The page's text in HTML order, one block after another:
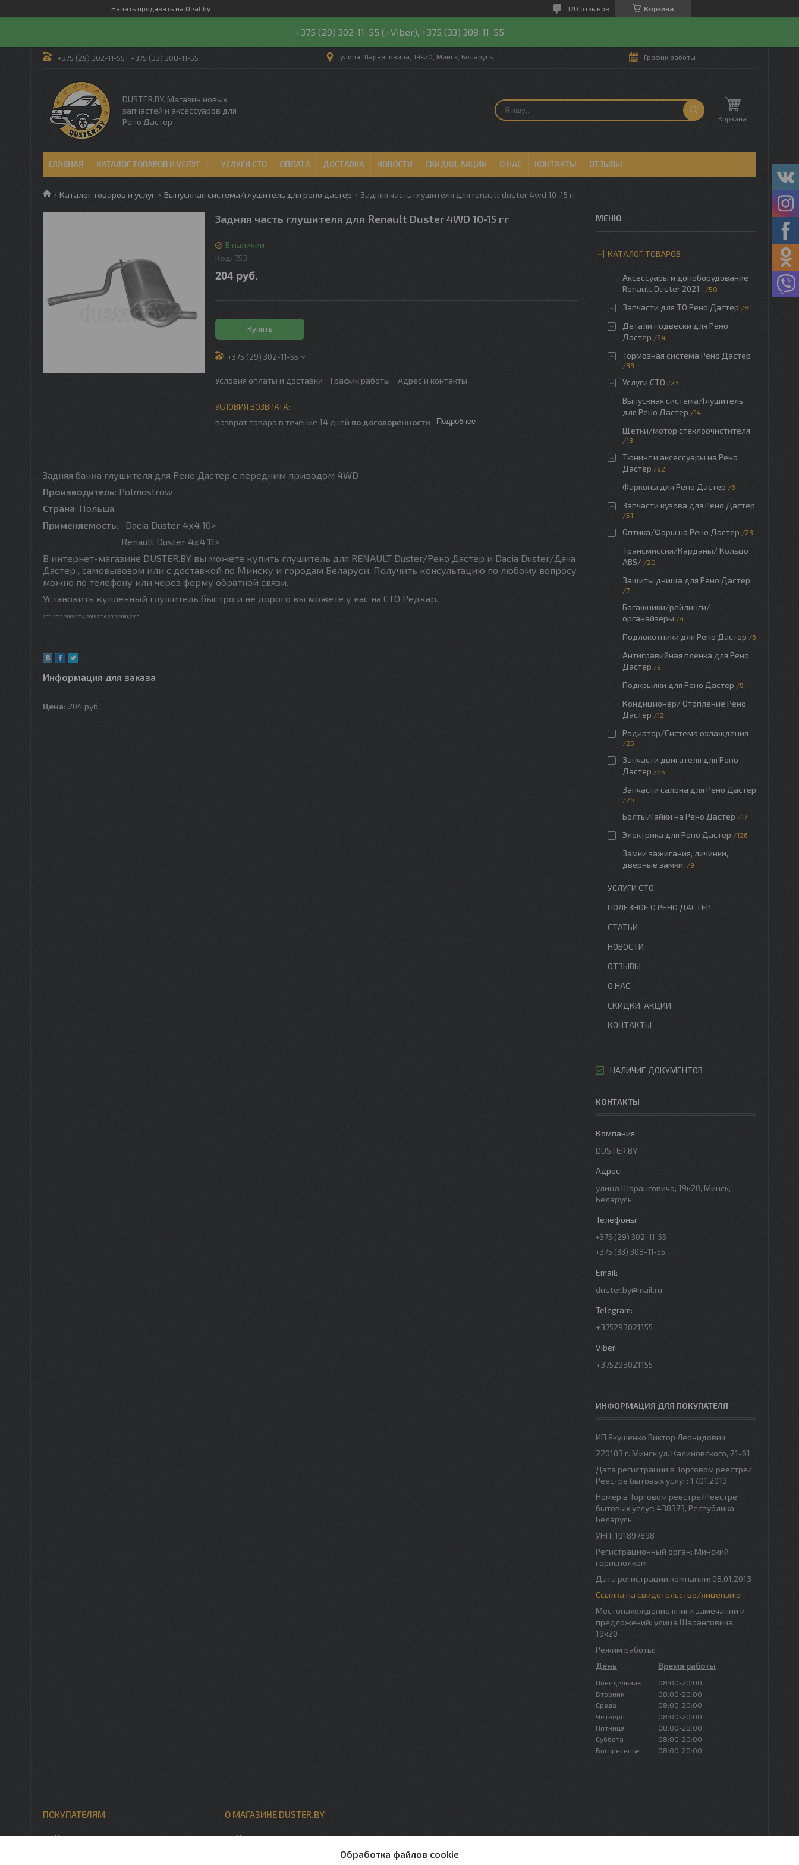
Начать продавать на Deal.by Корзина
170 отзывов
+375 (29) 302-11-55 (+Viber), +375 (33) 308-11-55
+375 (29) 302-11-55 +375 (33) 308-11-55 улица Шаранговича, 19к20, Минск, Беларусь График работы
DUSTER.BY. Магазин новых
запчастей и аксессуаров для
Рено Дастер
Корзина
ГЛАВНАЯ КАТАЛОГ ТОВАРОВ И УСЛУГ УСЛУГИ СТО ОПЛАТА ДОСТАВКА НОВОСТИ СКИДКИ, АКЦИИ О НАС КОНТАКТЫ ОТЗЫВЫ
Каталог товаров и услуг Выпускная система/глушитель для рено дастер Задняя часть глушителя для renault duster 4wd 10-15 гг
Задняя часть глушителя для Renault Duster 4WD 10-15 гг
В наличии
Код: 753
204 руб.
Купить
+375 (29) 302-11-55
Условия оплаты и доставки График работы Адрес и контакты
возврат товара в течение 14 дней по договоренности Подробнее
Задняя банка глушителя для Рено Дастер с передним приводом 4WD
Производитель: Polmostrow
Страна: Польша.
Применяемость: Dacia Duster 4х4 10>
Renault Duster 4х4 11>
В интернет-магазине DUSTER.BY вы можете купить глушитель для RENAULT Duster/Рено Дастер и Dacia Duster/Дача
Дастер , самовывозом или с доставкой по Минску и городам Беларуси. Получить консультацию по любому вопросу
можно по телефону или через форму обратной связи.
Установить купленный глушитель быстро и не дорого вы можете у нас на СТО Редкар.
2011,2012,2013,2014,2015,2016,2017,2018,2019
Информация для заказа
Цена: 204 руб.
КАТАЛОГ ТОВАРОВ
Аксессуары и допоборудование
Renault Duster 2021-
50
Запчасти для ТО Рено Дастер 81
Детали подвески для Рено
Дастер
64
Тормозная система Рено Дастер
33
Услуги СТО 23
Выпускная система/Глушитель
для Рено Дастер
14
Щётки/мотор стеклоочистителя
13
Тюнинг и аксессуары на Рено
Дастер
92
Фаркопы для Рено Дастер 6
Запчасти кузова для Рено Дастер
51
Оптика/Фары на Рено Дастер 23
Трансмиссия/Карданы/ Кольцо
ABS/
20
Защиты днища для Рено Дастер
7
Багажники/рейлинги/
органайзеры
4
Подлокотники для Рено Дастер 6
Антигравийная пленка для Рено
Дастер
9
Подкрылки для Рено Дастер 9
Кондиционер/ Отопление Рено
Дастер
12
Радиатор/Система охлаждения
25
Запчасти двигателя для Рено
Дастер
65
Запчасти салона для Рено Дастер
26
Болты/Гайки на Рено Дастер 17
Электрика для Рено Дастер 126
Замки зажигания, личинки,
дверные замки.
9
УСЛУГИ СТО
ПОЛЕЗНОЕ О РЕНО ДАСТЕР
СТАТЬИ
НОВОСТИ
ОТЗЫВЫ
О НАС
СКИДКИ, АКЦИИ
КОНТАКТЫ
НАЛИЧИЕ ДОКУМЕНТОВ
КОНТАКТЫ
DUSTER.BY
улица Шаранговича, 19к20, Минск,
Беларусь
+375 (29) 302-11-55
+375 (33) 308-11-55
duster.by@mail.ru
+375293021155
+375293021155
ИНФОРМАЦИЯ ДЛЯ ПОКУПАТЕЛЯ
ИП Якушенко Виктор Леонидович
220103 г. Минск ул. Калиновского, 21-61
Дата регистрации в Торговом реестре/
Реестре бытовых услуг: 17.01.2019
Номер в Торговом реестре/Реестре
бытовых услуг: 438373, Республика
Беларусь
УНП: 191897898
Регистрационный орган: Минский
горисполком
Дата регистрации компании: 08.01.2013
Ссылка на свидетельство/лицензию
Местонахождение книги замечаний и
предложений: улица Шаранговича,
19к20
Режим работы:
День
Время работы
Понедельник
08:00-20:00
Вторник
08:00-20:00
Среда
08:00-20:00
Четверг
08:00-20:00
Пятница
08:00-20:00
Суббота
08:00-20:00
Воскресенье
08:00-20:00
ПОКУПАТЕЛЯМ
Каталог товаров
О МАГАЗИНЕ DUSTER.BY
Контакты
Обработка файлов cookie